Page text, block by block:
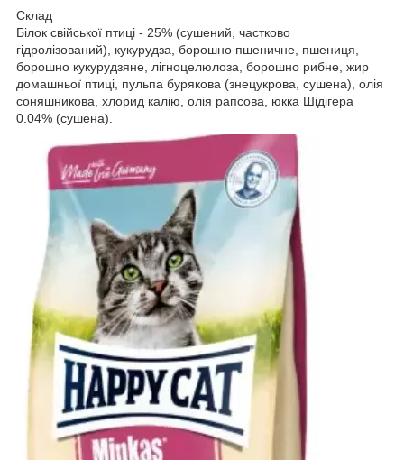
Склад
Білок свійської птиці - 25% (сушений, частково
гідролізований), кукурудза, борошно пшеничне, пшениця,
борошно кукурудзяне, лігноцелюлоза, борошно рибне, жир
домашньої птиці, пульпа бурякова (знецукрова, сушена), олія
соняшникова, хлорид калію, олія рапсова, юкка Шідігера
0.04% (сушена).